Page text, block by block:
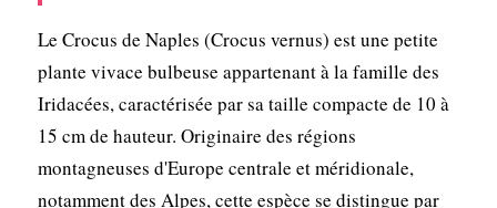
Le Crocus de Naples (Crocus vernus) est une petite
plante vivace bulbeuse appartenant à la famille des
Iridacées, caractérisée par sa taille compacte de 10 à
15 cm de hauteur. Originaire des régions
montagneuses d'Europe centrale et méridionale,
notamment des Alpes, cette espèce se distingue par